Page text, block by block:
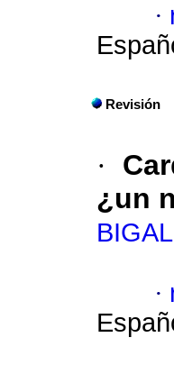
·
Revisión
·
¿un
·